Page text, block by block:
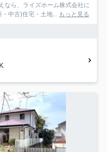
なら、ライズホーム株式会社に
中古)住宅・土地... もっと見る